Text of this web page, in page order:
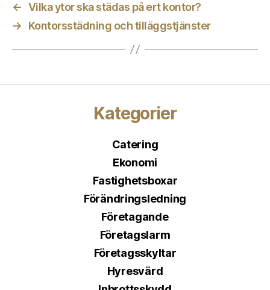
← Vilka ytor ska städas på ert kontor?
→
Kontorsstädning och tilläggstjänster
Kategorier
Catering
Ekonomi
Fastighetsboxar
Förändringsledning
Företagande
Företagslarm
Företagsskyltar
Hyresvärd